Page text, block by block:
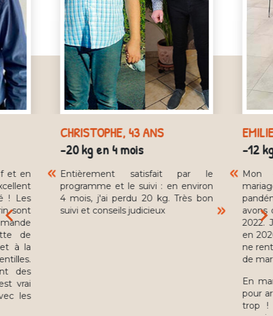
CHRISTOPHE, 43 ANS
-20 kg en 4 mois
Entièrement satisfait par le
programme et le suivi : en environ
4 mois, j'ai perdu 20 kg. Très bon
suivi et conseils judicieux
-12
Mon
avons
2022.
en
ne
de
En
pour
trop !
et en
! Les
sont
de
à la
des
vrai
les